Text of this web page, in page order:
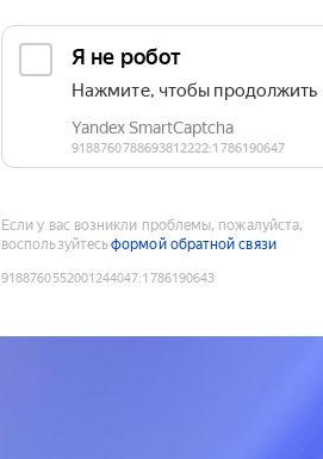
Если у вас возникли проблемы, пожалуйста,
воспользуйтесьформой обратной связи
9188760552001244047:1786190643